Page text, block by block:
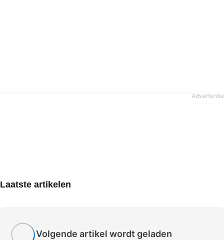
Laatste artikelen
Volgende artikel wordt geladen